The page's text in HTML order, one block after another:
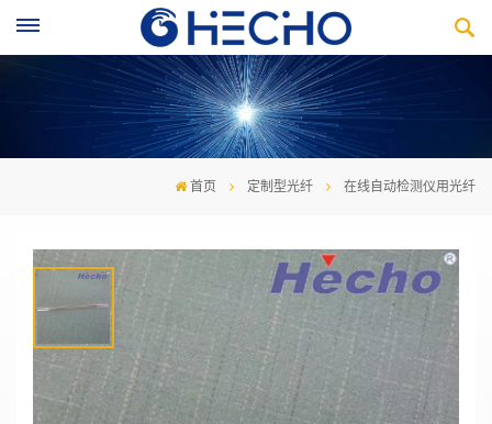
首页 定制型光纤 在线自动检测仪用光纤
在线自动检测仪用光纤